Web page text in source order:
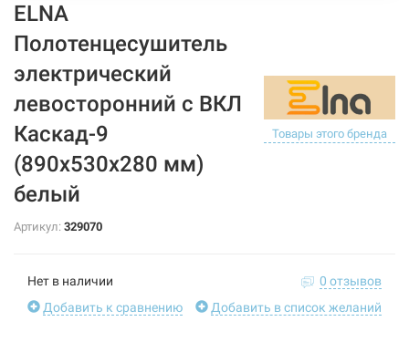
ELNA
Полотенцесушитель
электрический
левосторонний с ВКЛ
Каскад-9
(890х530х280 мм)
белый
Товары этого бренда
Артикул: 329070
Нет в наличии
0 отзывов
Добавить к сравнению
Добавить в список желаний